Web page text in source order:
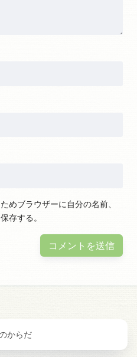
めブラウザーに自分の名前、
存する。
からだ